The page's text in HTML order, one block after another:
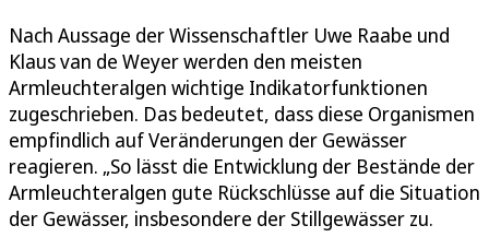
Nach Aussage der Wissenschaftler Uwe Raabe und
Klaus van de Weyer werden den meisten
Armleuchteralgen wichtige Indikatorfunktionen
zugeschrieben. Das bedeutet, dass diese Organismen
empfindlich auf Veränderungen der Gewässer
reagieren. „So lässt die Entwicklung der Bestände der
Armleuchteralgen gute Rückschlüsse auf die Situation
der Gewässer, insbesondere der Stillgewässer zu.